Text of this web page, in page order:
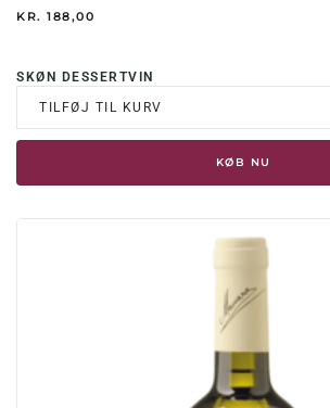
KR. 188,00
SKØN DESSERTVIN
TILFØJ TIL KURV
KØB NU